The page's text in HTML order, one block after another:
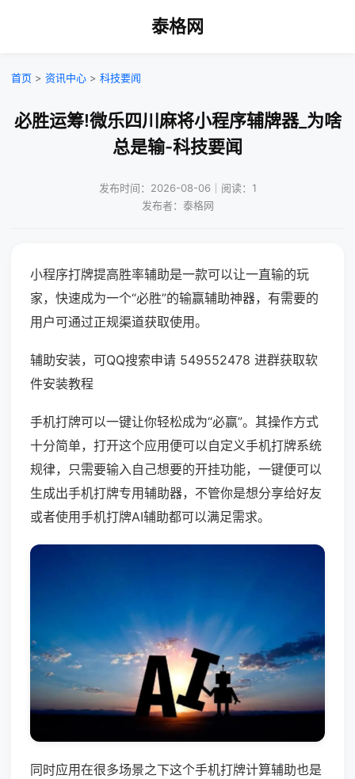
泰格网
首页 > 资讯中心 > 科技要闻
必胜运筹!微乐四川麻将小程序辅牌器_为啥
总是输-科技要闻
发布时间：2026-08-06｜阅读：1
发布者：泰格网
小程序打牌提高胜率辅助是一款可以让一直输的玩
家，快速成为一个“必胜”的输赢辅助神器，有需要的
用户可通过正规渠道获取使用。
辅助安装，可QQ搜索申请 549552478 进群获取软
件安装教程
手机打牌可以一键让你轻松成为“必赢”。其操作方式
十分简单，打开这个应用便可以自定义手机打牌系统
规律，只需要输入自己想要的开挂功能，一键便可以
生成出手机打牌专用辅助器，不管你是想分享给好友
或者使用手机打牌AI辅助都可以满足需求。
同时应用在很多场景之下这个手机打牌计算辅助也是